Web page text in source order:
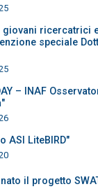
giovani ricercatrici
speciale
– INAF
ASI LiteBIRD"
il progetto